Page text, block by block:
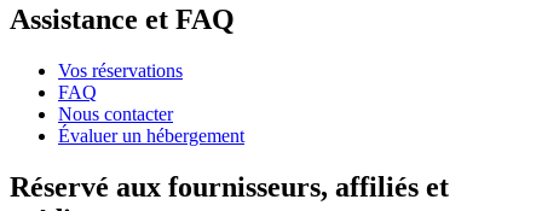
Assistance et FAQ
Vos réservations
FAQ
Nous contacter
Évaluer un hébergement
Réservé aux fournisseurs, affiliés et